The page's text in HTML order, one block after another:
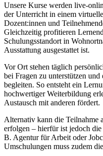
Unsere Kurse werden live-
der Unterricht in einem
Dozent:innen und
Gleichzeitig profitieren
Schulungsstandort in
Ausstattung ausgestattet ist.
Vor Ort stehen täglich
bei Fragen zu unterstützen
begleiten. So entsteht ein
hochwertiger Weiterbildung
Austausch mit anderen fördert.
Alternativ kann die Teilnahme
erfolgen – hierfür ist jedoch
B. Agentur für Arbeit oder
Umschulungen muss zudem